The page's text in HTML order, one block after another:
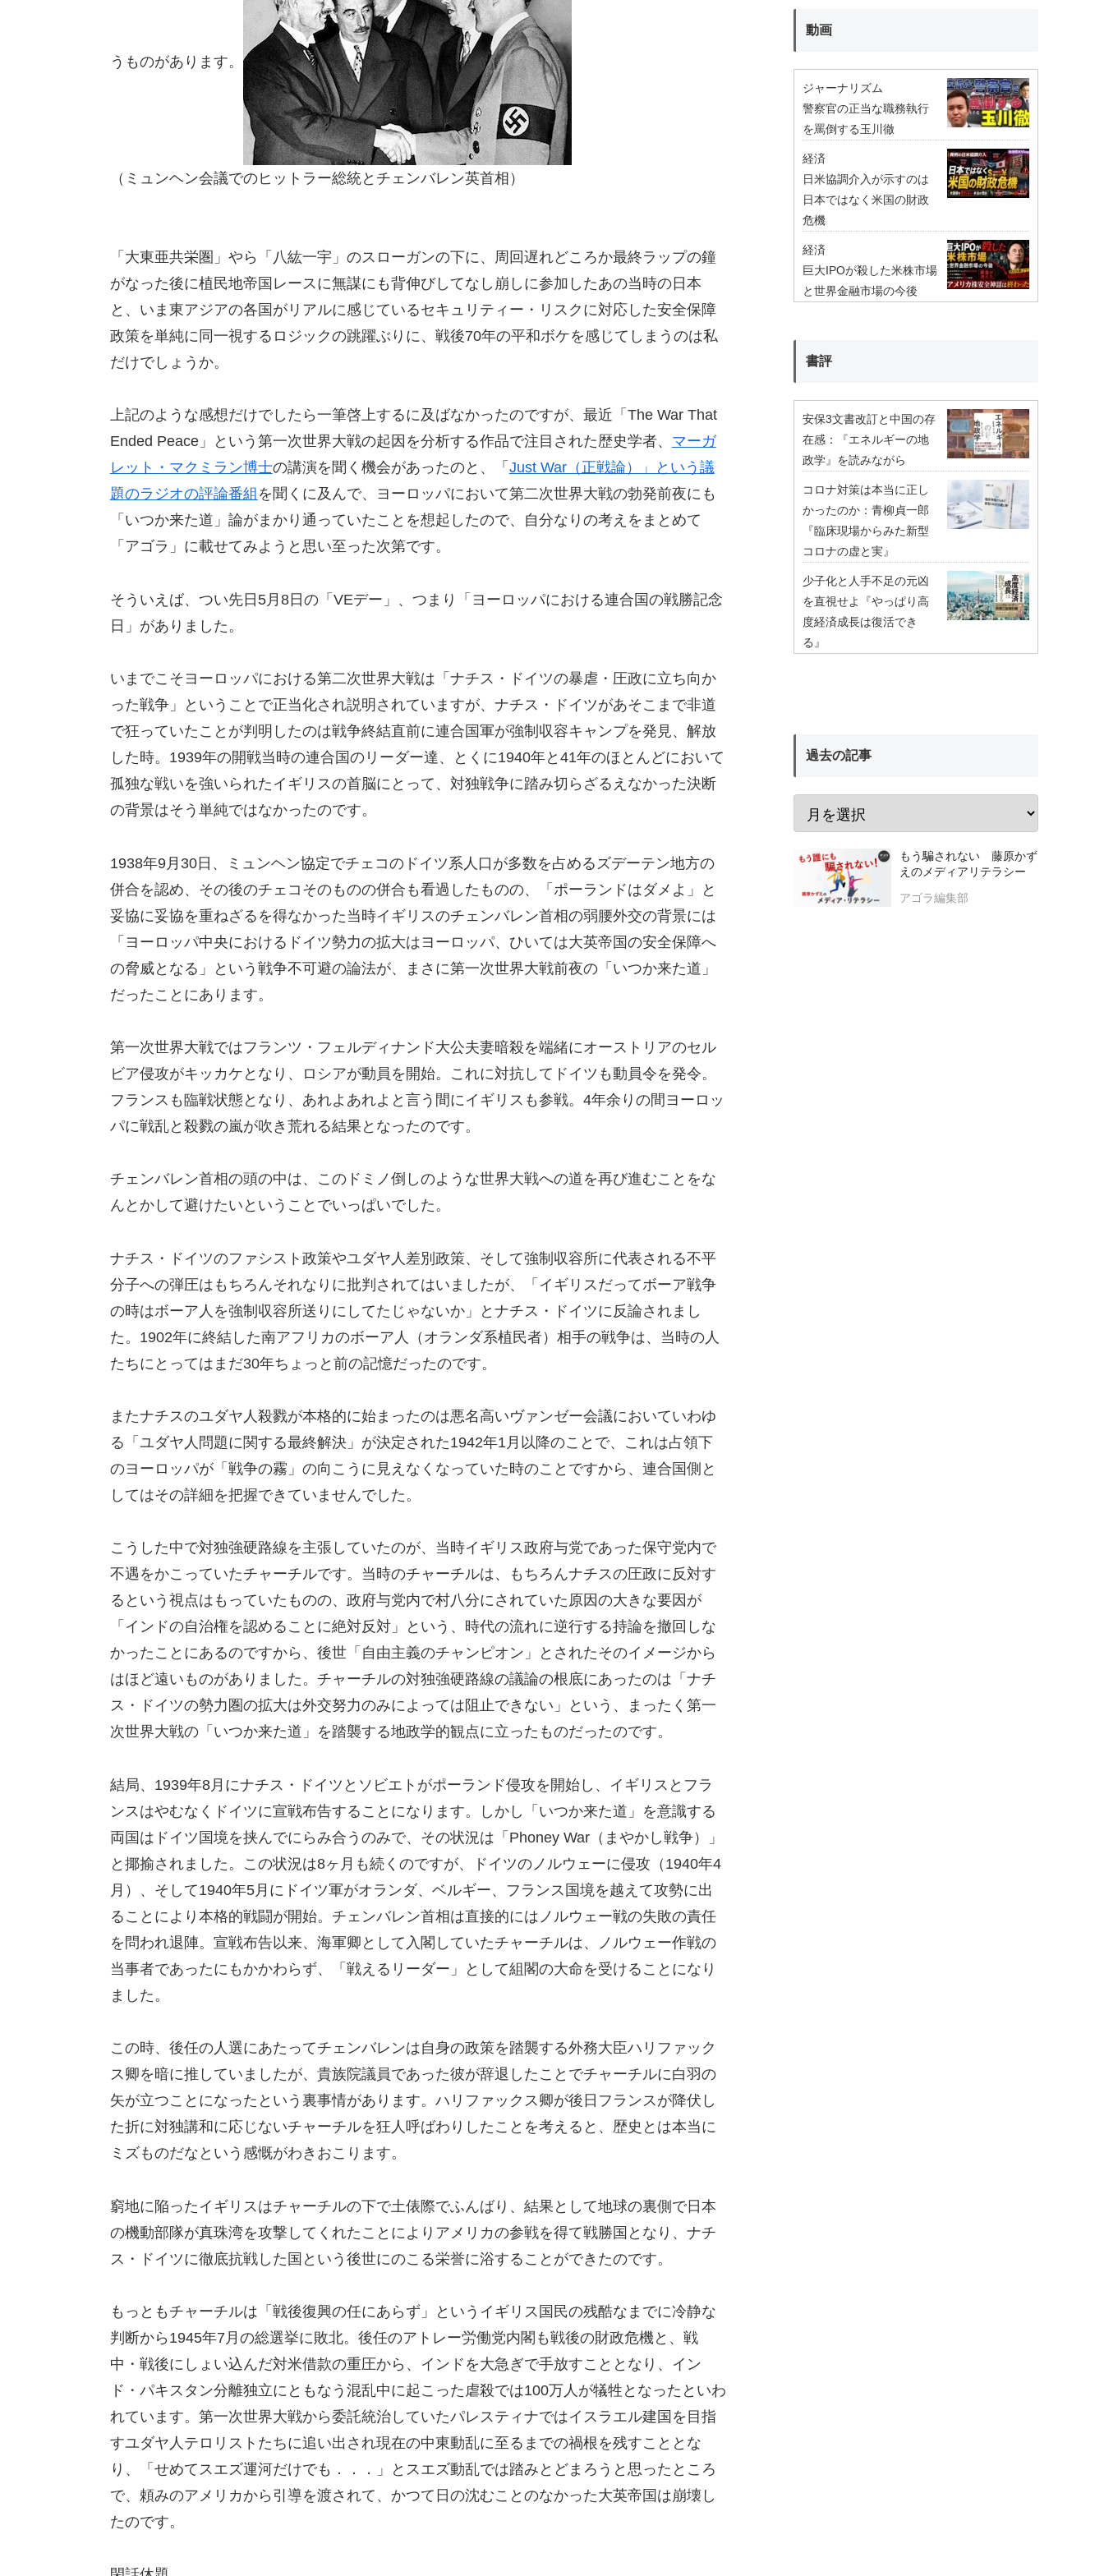
うものがあります。
（ミュンヘン会議でのヒットラー総統とチェンバレン英首相）
「大東亜共栄圏」やら「八紘一宇」のスローガンの下に、周回遅れどころか最終ラップの鐘
がなった後に植民地帝国レースに無謀にも背伸びしてなし崩しに参加したあの当時の日本
と、いま東アジアの各国がリアルに感じているセキュリティー・リスクに対応した安全保障
政策を単純に同一視するロジックの跳躍ぶりに、戦後70年の平和ボケを感じてしまうのは私
だけでしょうか。
上記のような感想だけでしたら一筆啓上するに及ばなかったのですが、最近「The War That
Ended Peace」という第一次世界大戦の起因を分析する作品で注目された歴史学者、 マーガ
レット・マクミラン博士の講演を聞く機会があったのと、「 Just War（正戦論）」という議
題のラジオの評論番組 を聞くに及んで、ヨーロッパにおいて第二次世界大戦の勃発前夜にも
「いつか来た道」論がまかり通っていたことを想起したので、自分なりの考えをまとめて
「アゴラ」に載せてみようと思い至った次第です。
そういえば、つい先日5月8日の「VEデー」、つまり「ヨーロッパにおける連合国の戦勝記念
日」がありました。
いまでこそヨーロッパにおける第二次世界大戦は「ナチス・ドイツの暴虐・圧政に立ち向か
った戦争」ということで正当化され説明されていますが、ナチス・ドイツがあそこまで非道
で狂っていたことが判明したのは戦争終結直前に連合国軍が強制収容キャンプを発見、解放
した時。1939年の開戦当時の連合国のリーダー達、とくに1940年と41年のほとんどにおいて
孤独な戦いを強いられたイギリスの首脳にとって、対独戦争に踏み切らざるえなかった決断
の背景はそう単純ではなかったのです。
1938年9月30日、ミュンヘン協定でチェコのドイツ系人口が多数を占めるズデーテン地方の
併合を認め、その後のチェコそのものの併合も看過したものの、「ポーランドはダメよ」と
妥協に妥協を重ねざるを得なかった当時イギリスのチェンバレン首相の弱腰外交の背景には
「ヨーロッパ中央におけるドイツ勢力の拡大はヨーロッパ、ひいては大英帝国の安全保障へ
の脅威となる」という戦争不可避の論法が、まさに第一次世界大戦前夜の「いつか来た道」
だったことにあります。
第一次世界大戦ではフランツ・フェルディナンド大公夫妻暗殺を端緒にオーストリアのセル
ビア侵攻がキッカケとなり、ロシアが動員を開始。これに対抗してドイツも動員令を発令。
フランスも臨戦状態となり、あれよあれよと言う間にイギリスも参戦。4年余りの間ヨーロッ
パに戦乱と殺戮の嵐が吹き荒れる結果となったのです。
チェンバレン首相の頭の中は、このドミノ倒しのような世界大戦への道を再び進むことをな
んとかして避けたいということでいっぱいでした。
ナチス・ドイツのファシスト政策やユダヤ人差別政策、そして強制収容所に代表される不平
分子への弾圧はもちろんそれなりに批判されてはいましたが、「イギリスだってボーア戦争
の時はボーア人を強制収容所送りにしてたじゃないか」とナチス・ドイツに反論されまし
た。1902年に終結した南アフリカのボーア人（オランダ系植民者）相手の戦争は、当時の人
たちにとってはまだ30年ちょっと前の記憶だったのです。
またナチスのユダヤ人殺戮が本格的に始まったのは悪名高いヴァンゼー会議においていわゆ
る「ユダヤ人問題に関する最終解決」が決定された1942年1月以降のことで、これは占領下
のヨーロッパが「戦争の霧」の向こうに見えなくなっていた時のことですから、連合国側と
してはその詳細を把握できていませんでした。
こうした中で対独強硬路線を主張していたのが、当時イギリス政府与党であった保守党内で
不遇をかこっていたチャーチルです。当時のチャーチルは、もちろんナチスの圧政に反対す
るという視点はもっていたものの、政府与党内で村八分にされていた原因の大きな要因が
「インドの自治権を認めることに絶対反対」という、時代の流れに逆行する持論を撤回しな
かったことにあるのですから、後世「自由主義のチャンピオン」とされたそのイメージから
はほど遠いものがありました。チャーチルの対独強硬路線の議論の根底にあったのは「ナチ
ス・ドイツの勢力圏の拡大は外交努力のみによっては阻止できない」という、まったく第一
次世界大戦の「いつか来た道」を踏襲する地政学的観点に立ったものだったのです。
結局、1939年8月にナチス・ドイツとソビエトがポーランド侵攻を開始し、イギリスとフラ
ンスはやむなくドイツに宣戦布告することになります。しかし「いつか来た道」を意識する
両国はドイツ国境を挟んでにらみ合うのみで、その状況は「Phoney War（まやかし戦争）」
と揶揄されました。この状況は8ヶ月も続くのですが、ドイツのノルウェーに侵攻（1940年4
月）、そして1940年5月にドイツ軍がオランダ、ベルギー、フランス国境を越えて攻勢に出
ることにより本格的戦闘が開始。チェンバレン首相は直接的にはノルウェー戦の失敗の責任
を問われ退陣。宣戦布告以来、海軍卿として入閣していたチャーチルは、ノルウェー作戦の
当事者であったにもかかわらず、「戦えるリーダー」として組閣の大命を受けることになり
ました。
この時、後任の人選にあたってチェンバレンは自身の政策を踏襲する外務大臣ハリファック
ス卿を暗に推していましたが、貴族院議員であった彼が辞退したことでチャーチルに白羽の
矢が立つことになったという裏事情があります。ハリファックス卿が後日フランスが降伏し
た折に対独講和に応じないチャーチルを狂人呼ばわりしたことを考えると、歴史とは本当に
ミズものだなという感慨がわきおこります。
窮地に陥ったイギリスはチャーチルの下で土俵際でふんばり、結果として地球の裏側で日本
の機動部隊が真珠湾を攻撃してくれたことによりアメリカの参戦を得て戦勝国となり、ナチ
ス・ドイツに徹底抗戦した国という後世にのこる栄誉に浴することができたのです。
もっともチャーチルは「戦後復興の任にあらず」というイギリス国民の残酷なまでに冷静な
判断から1945年7月の総選挙に敗北。後任のアトレー労働党内閣も戦後の財政危機と、戦
中・戦後にしょい込んだ対米借款の重圧から、インドを大急ぎで手放すこととなり、イン
ド・パキスタン分離独立にともなう混乱中に起こった虐殺では100万人が犠牲となったといわ
れています。第一次世界大戦から委託統治していたパレスティナではイスラエル建国を目指
すユダヤ人テロリストたちに追い出され現在の中東動乱に至るまでの禍根を残すこととな
り、「せめてスエズ運河だけでも．．．」とスエズ動乱では踏みとどまろうと思ったところ
で、頼みのアメリカから引導を渡されて、かつて日の沈むことのなかった大英帝国は崩壊し
たのです。
動画
ジャーナリズム
警察官の正当な職務執行
を罵倒する玉川徹
経済
日米協調介入が示すのは
日本ではなく米国の財政
危機
経済
巨大IPOが殺した米株市場
と世界金融市場の今後
書評
安保3文書改訂と中国の存
在感：『エネルギーの地
政学』を読みながら
コロナ対策は本当に正し
かったのか：青柳貞一郎
『臨床現場からみた新型
コロナの虚と実』
少子化と人手不足の元凶
を直視せよ『やっぱり高
度経済成長は復活でき
る』
過去の記事
もう騙されない 藤原かず
えのメディアリテラシー
アゴラ編集部